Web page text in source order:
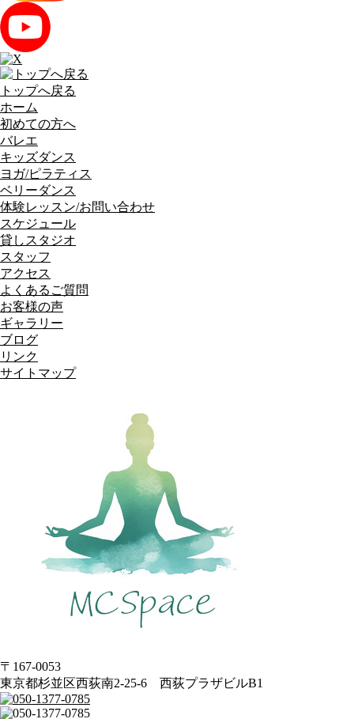
トップへ戻る
ホーム
初めての方へ
バレエ
キッズダンス
ヨガ/ピラティス
ベリーダンス
体験レッスン/お問い合わせ
スケジュール
貸しスタジオ
スタッフ
アクセス
よくあるご質問
お客様の声
ギャラリー
ブログ
リンク
サイトマップ
〒167-0053
東京都杉並区西荻南2-25-6 西荻プラザビルB1